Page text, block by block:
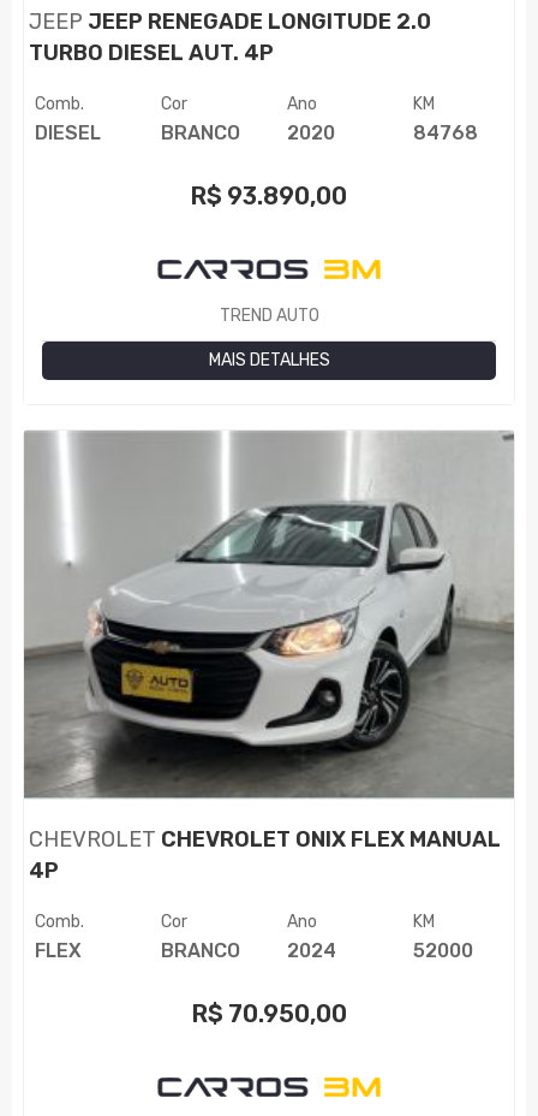
JEEP JEEP RENEGADE LONGITUDE 2.0
TURBO DIESEL AUT. 4P
Comb.
DIESEL
Cor
BRANCO
Ano
2020
KM
84768
R$ 93.890,00
TREND AUTO
MAIS DETALHES
CHEVROLET CHEVROLET ONIX FLEX MANUAL
4P
Comb.
FLEX
Cor
BRANCO
Ano
2024
KM
52000
R$ 70.950,00